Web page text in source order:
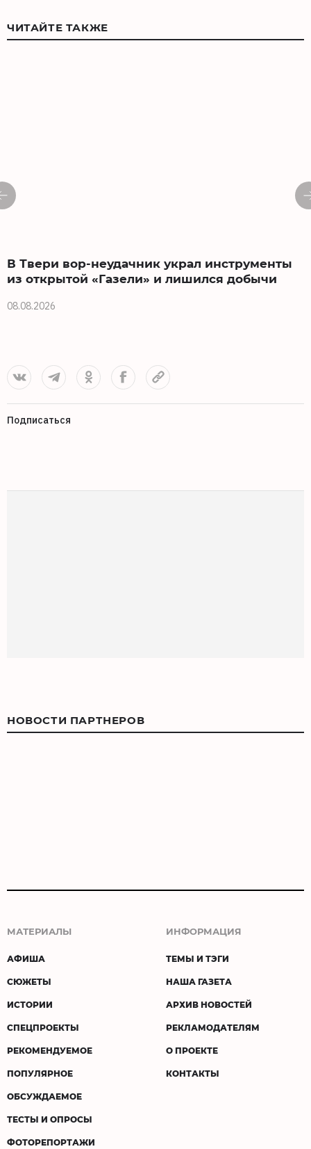
ЧИТАЙТЕ ТАКЖЕ
В Твери вор-неудачник украл инструменты
из открытой «Газели» и лишился добычи
08.08.2026
Подписаться
НОВОСТИ ПАРТНЕРОВ
МАТЕРИАЛЫ
АФИША
СЮЖЕТЫ
ИСТОРИИ
СПЕЦПРОЕКТЫ
РЕКОМЕНДУЕМОЕ
ПОПУЛЯРНОЕ
ОБСУЖДАЕМОЕ
ТЕСТЫ И ОПРОСЫ
ФОТОРЕПОРТАЖИ
ИНФОРМАЦИЯ
ТЕМЫ И ТЭГИ
НАША ГАЗЕТА
АРХИВ НОВОСТЕЙ
РЕКЛАМОДАТЕЛЯМ
О ПРОЕКТЕ
КОНТАКТЫ